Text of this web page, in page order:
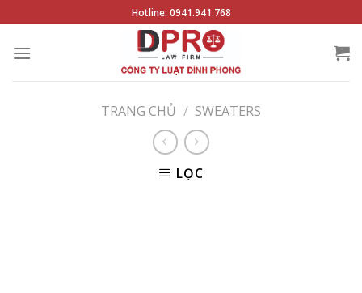
to
content
Hotline: 0941.941.768
TRANG CHỦ / SWEATERS
LỌC